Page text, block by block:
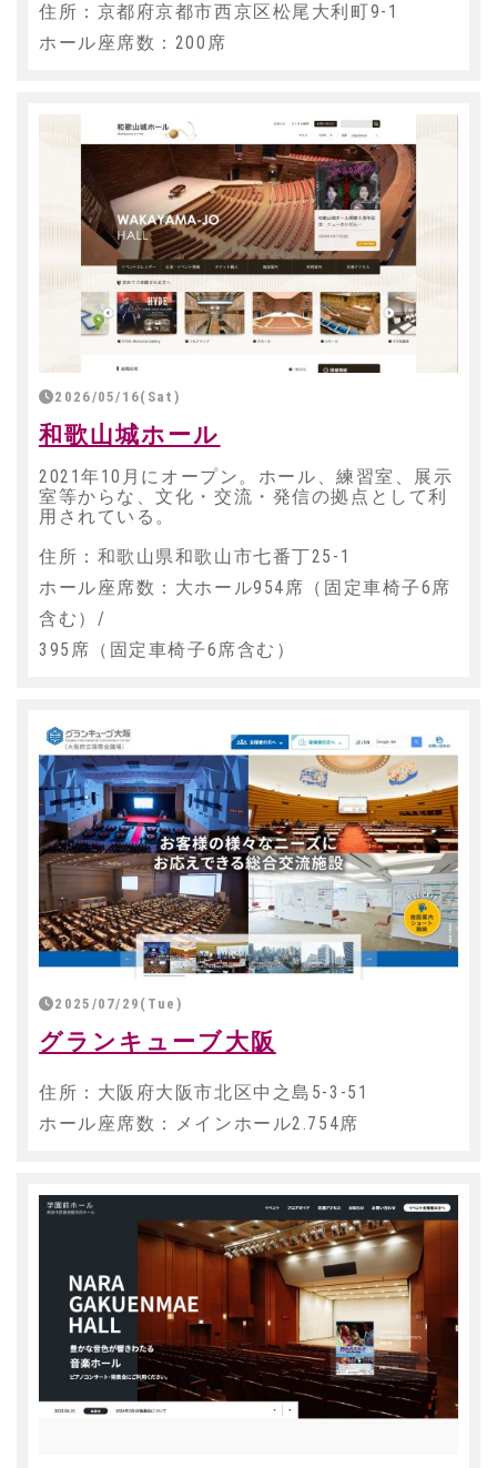
住所：京都府京都市西京区松尾大利町9-1
ホール座席数：200席
2026/05/16(Sat)
和歌山城ホール
2021年10月にオープン。ホール、練習室、展示
室等からな、文化・交流・発信の拠点として利
用されている。
住所：和歌山県和歌山市七番丁25-1
ホール座席数：大ホール954席（固定車椅子6席
含む）/
395席（固定車椅子6席含む）
2025/07/29(Tue)
グランキューブ大阪
住所：大阪府大阪市北区中之島5-3-51
ホール座席数：メインホール2.754席